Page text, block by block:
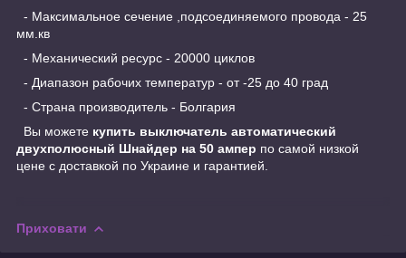
- Максимальное сечение ,подсоединяемого провода - 25
мм.кв
- Механический ресурс - 20000 циклов
- Диапазон рабочих температур - от -25 до 40 град
- Страна производитель - Болгария
Вы можете купить выключатель автоматический
двухполюсный Шнайдер на 50 ампер по самой низкой
цене с доставкой по Украине и гарантией.
Приховати